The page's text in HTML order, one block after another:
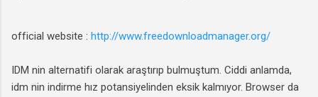
official website : http://www.freedownloadmanager.org/
IDM nin alternatifi olarak araştırıp bulmuştum. Ciddi anlamda,
idm nin indirme hız potansiyelinden eksik kalmıyor. Browser da